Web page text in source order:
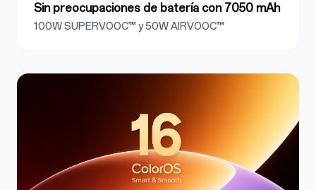
Sin preocupaciones de batería con 7050 mAh
100W SUPERVOOC™ y 50W AIRVOOC™